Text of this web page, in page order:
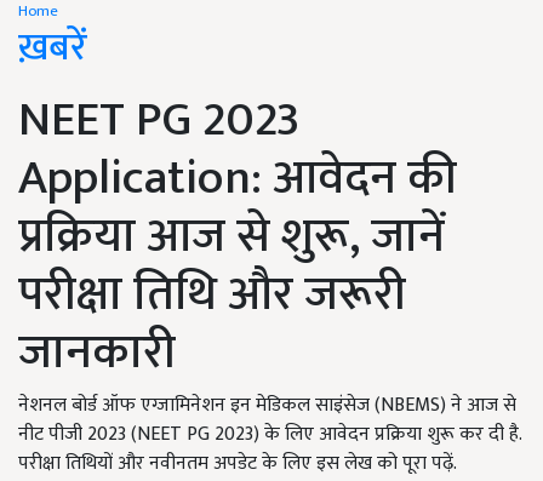
Home
ख़बरें
NEET PG 2023
Application: आवेदन की
प्रक्रिया आज से शुरू, जानें
परीक्षा तिथि और जरूरी
जानकारी
नेशनल बोर्ड ऑफ एग्जामिनेशन इन मेडिकल साइंसेज (NBEMS) ने आज से
नीट पीजी 2023 (NEET PG 2023) के लिए आवेदन प्रक्रिया शुरू कर दी है.
परीक्षा तिथियों और नवीनतम अपडेट के लिए इस लेख को पूरा पढ़ें.